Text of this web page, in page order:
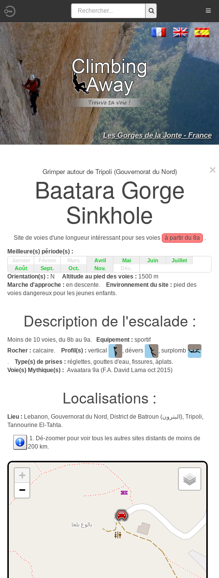
Les Gorges de la Jonte - France
Grimper autour de Tripoli (Gouvernorat du Nord)
Baatara Gorge
Sinkhole
Site de voies d'une longueur intéressant pour ses voies à partir du 8a
.
Meilleure(s) période(s) :
Janvier Février Mars Avril Mai Juin
Juillet
Août
Sept. Oct. Nov. Déc.
Orientation(s) : N Altitude au pied des voies : 1500 m
Marche d'approche : en descente. Environnement du site : pied des
voies dangereux pour les jeunes enfants.
Description de l'escalade :
Moins de 10 voies, du 8b au 9a. Equipement : sportif
Rocher : calcaire. Profil(s) : vertical , dévers
, surplomb
. Type(s) de prises : réglettes, gouttes d'eau, fissures, àplats.
Voie(s) Mythique(s) : Avaatara 9a (F.A. David Lama oct 2015)
Localisations :
Lieu : Lebanon, Gouvernorat du Nord, District de Batroun (البترون), Tripoli,
Tannourine El-Tahta.
1. Dé-zoomer pour voir tous les autres sites distants de moins de
200 km.
+
−